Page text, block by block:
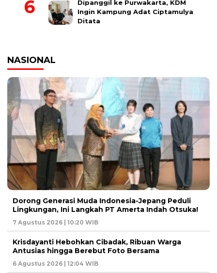
Dipanggil ke Purwakarta, KDM
Ingin Kampung Adat Ciptamulya
Ditata
NASIONAL
Dorong Generasi Muda Indonesia-Jepang Peduli
Lingkungan, Ini Langkah PT Amerta Indah Otsuka!
7 Agustus 2026 | 10:20 WIB
Krisdayanti Hebohkan Cibadak, Ribuan Warga
Antusias hingga Berebut Foto Bersama
6 Agustus 2026 | 12:04 WIB